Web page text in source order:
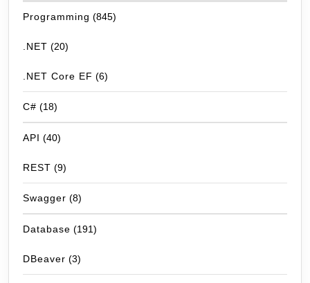
Programming (845)
.NET (20)
.NET Core EF (6)
C# (18)
API (40)
REST (9)
Swagger (8)
Database (191)
DBeaver (3)